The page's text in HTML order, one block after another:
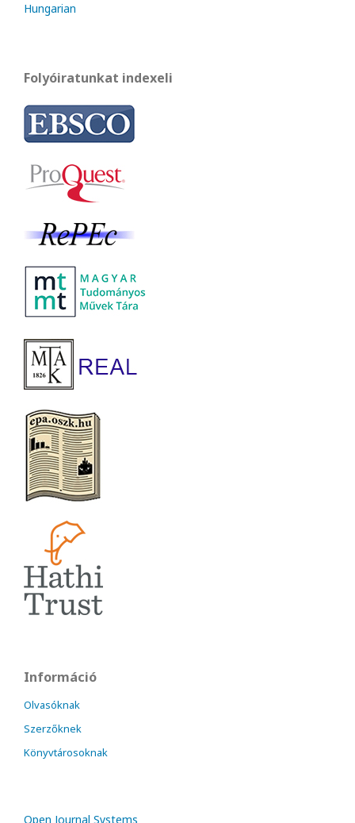
Hungarian
Folyóiratunkat indexeli
Információ
Olvasóknak
Szerzőknek
Könyvtárosoknak
Open Journal Systems